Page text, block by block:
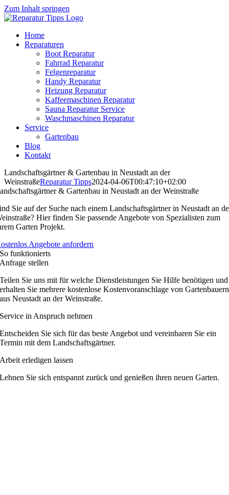
Zum Inhalt springen
Home
Reparaturen
Boot Reparatur
Fahrrad Reparatur
Felgenreparatur
Handy Reparatur
Heizung Reparatur
Kaffeemaschinen Reparatur
Sauna Reparatur Service
Waschmaschinen Reparatur
Service
Gartenbau
Blog
Kontakt
Landschaftsgärtner & Gartenbau in Neustadt an der
WeinstraßeReparatur Tipps2024-04-06T00:47:10+02:00
& Gartenbau in Neustadt an der Weinstraße
Sie auf der Suche nach einem Landschaftsgärtner in Neustadt an
Hier finden Sie passende Angebote von Spezialisten zum
Garten Projekt.
Angebote anfordern
So funktionierts
Anfrage stellen
Teilen Sie uns mit für welche Dienstleistungen Sie Hilfe benötigen und
erhalten Sie mehrere kostenlose Kostenvoranschlage von Gartenbauern
aus Neustadt an der Weinstraße.
Service in Anspruch nehmen
Entscheiden Sie sich für das beste Angebot und vereinbaren Sie ein
Termin mit dem Landschaftsgärtner.
Arbeit erledigen lassen
Lehnen Sie sich entspannt zurück und genießen ihren neuen Garten.